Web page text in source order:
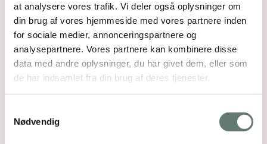
at analysere vores trafik. Vi deler også oplysninger om
din brug af vores hjemmeside med vores partnere inden
for sociale medier, annonceringspartnere og
analysepartnere. Vores partnere kan kombinere disse
data med andre oplysninger, du har givet dem, eller som
de har indsamlet fra din brug af deres tjenester.
Nødvendig